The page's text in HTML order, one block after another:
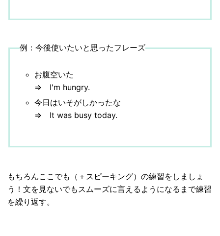
例：今後使いたいと思ったフレーズ
お腹空いた
⇒ I'm hungry.
今日はいそがしかったな
⇒ It was busy today.
もちろんここでも（＋スピーキング）の練習をしましょ
う！文を見ないでもスムーズに言えるようになるまで練習
を繰り返す。